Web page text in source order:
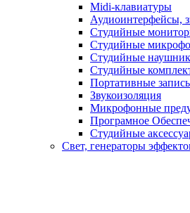
Midi-клавиатуры
Аудиоинтерфейсы,
Студийные
Студийные
Студийные
Студийные
Портативные
Звукоизоляция
Микрофонные
Програмное
Студийные
Свет, генераторы